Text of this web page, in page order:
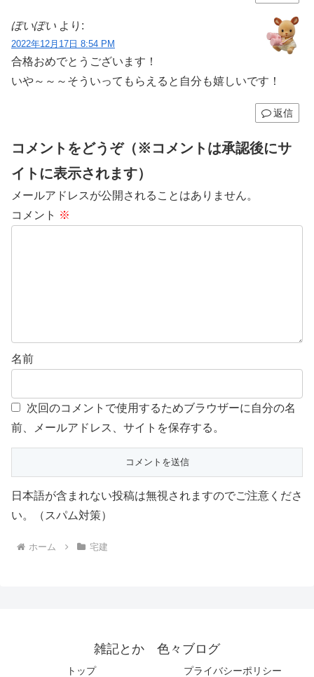
ぽいぽい より:
2022年12月17日 8:54 PM
合格おめでとうございます！
いや～～～そういってもらえると自分も嬉しいです！
返信
コメントをどうぞ（※コメントは承認後にサ
イトに表示されます）
メールアドレスが公開されることはありません。
コメント ※
名前
次回のコメントで使用するためブラウザーに自分の名
前、メールアドレス、サイトを保存する。
日本語が含まれない投稿は無視されますのでご注意くださ
い。（スパム対策）
ホーム 宅建
雑記とか 色々ブログ
トップ プライバシーポリシー